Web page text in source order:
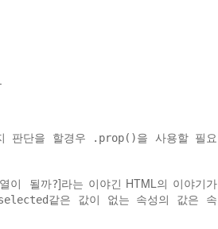
판단을 할경우
.prop()을 사용할 필요
이 될까?]라는 이야긴 HTML의 이야기가
같은 값이 없는 속성의 값은 속